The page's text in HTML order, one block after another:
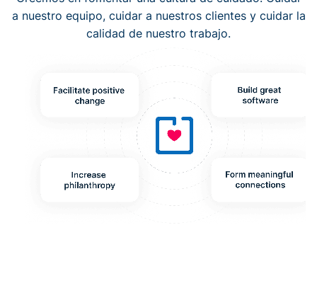
a nuestro equipo, cuidar a nuestros clientes y cuidar la
calidad de nuestro trabajo.